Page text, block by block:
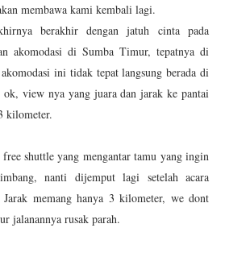
membawa kami kembali lagi.
berakhir dengan jatuh cinta pada
akomodasi di Sumba Timur, tepatnya di
ini tidak tepat langsung berada di
view nya yang juara dan jarak ke pantai
kilometer.
shuttle yang mengantar tamu yang ingin
nanti dijemput lagi setelah acara
Jarak memang hanya 3 kilometer, we dont
jalanannya rusak parah.